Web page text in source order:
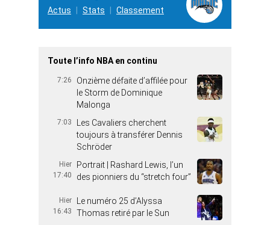
Actus
Stats Classement
Toute l’info NBA en continu
7:26
Onzième défaite d’affilée pour
le Storm de Dominique
Malonga
7:03
Les Cavaliers cherchent
toujours à transférer Dennis
Schröder
Hier
17:40
Portrait | Rashard Lewis, l’un
des pionniers du “stretch four”
Hier
16:43
Le numéro 25 d’Alyssa
Thomas retiré par le Sun